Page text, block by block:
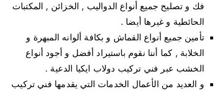
فك و تصليح جميع أنواع الدواليب , الخزائن , المكتبات
الحائطية و غيرها أيضا .
تأمين جميع أنواع القماش و بكافة ألوانه المبهرة و
الخلابة , كما أننا نقوم باستيراد أفضل و أجود أنواع
الخشب عبر فني تركيب دولاب ايكيا الدعية .
و العديد من الأعمال الخدمات التي يقدمها فني تركيب